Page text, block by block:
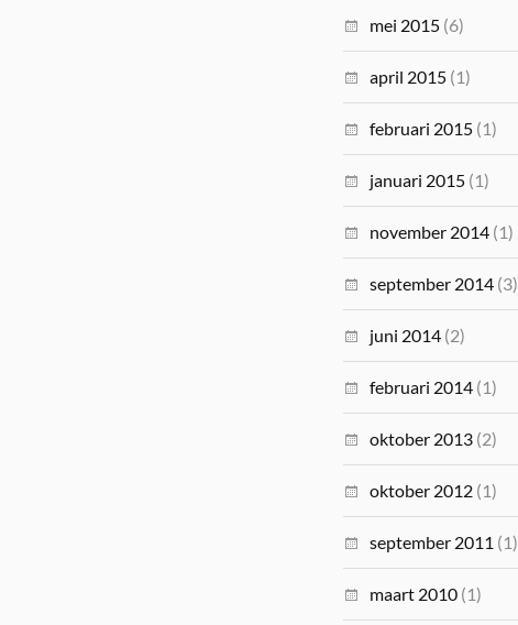
mei 2015 (6)
april 2015 (1)
februari 2015 (1)
januari 2015 (1)
november 2014 (1)
september 2014 (3)
juni 2014 (2)
februari 2014 (1)
oktober 2013 (2)
oktober 2012 (1)
september 2011 (1)
maart 2010 (1)